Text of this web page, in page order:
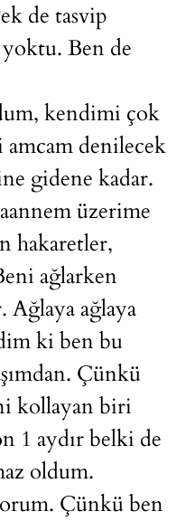
de tasvip
Ben de
kendimi çok
denilecek
gidene kadar.
üzerime
hakaretler,
ağlarken
Ağlaya ağlaya
ki ben bu
Çünkü
kollayan biri
1 aydır belki de
oldum.
Çünkü ben